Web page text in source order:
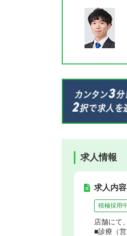
求人情報
求人内容
積極採用
店舗にて
■診療（